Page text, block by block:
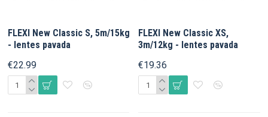
FLEXI New Classic S, 5m/15kg
- lentes pavada
€22.99
FLEXI New Classic XS,
3m/12kg - lentes pavada
€19.36